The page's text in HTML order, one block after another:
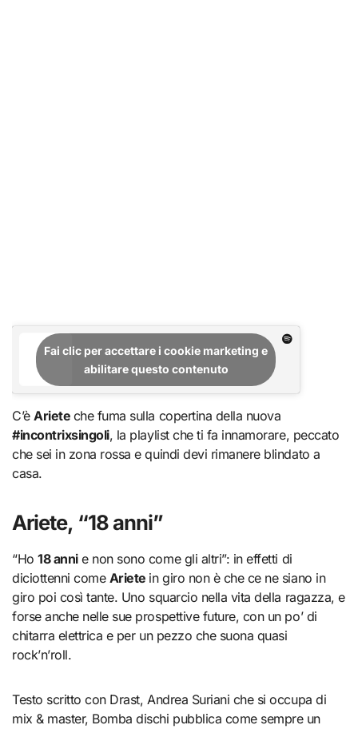
Fai clic per accettare i cookie marketing e
abilitare questo contenuto
C’èAriete che fuma sulla copertina della nuova
#incontrixsingoli, la playlist che ti fa innamorare, peccato
che sei in zona rossa e quindi devi rimanere blindato a
casa.
Ariete, “18 anni”
“Ho18 annie non sono come gli altri”: in effetti di
diciottenni come Ariete in giro non è che ce ne siano in
giro poi così tante. Uno squarcio nella vita della ragazza, e
forse anche nelle sue prospettive future, con un po’ di
chitarra elettrica e per un pezzo che suona quasi
rock’n’roll.
Testo scritto con Drast, Andrea Suriani che si occupa di
mix & master, Bomba dischi pubblica come sempre un